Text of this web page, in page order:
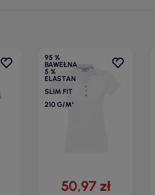
95 %
BAWEŁNA
5 %
ELASTAN
SLIM FIT
210 G/M²
50,97 zł